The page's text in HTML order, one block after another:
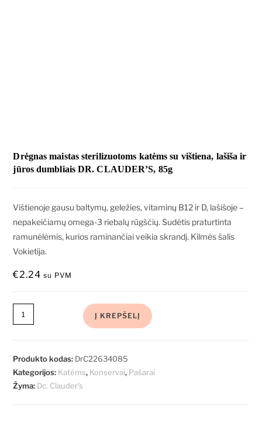
Drėgnas maistas sterilizuotoms katėms su vištiena, lašiša ir
jūros dumbliais DR. CLAUDER’S, 85g
Vištienoje gausu baltymų, geležies, vitaminų B12 ir D, lašišoje –
nepakeičiamų omega-3 riebalų rūgščių. Sudėtis praturtinta
ramunėlėmis, kurios raminančiai veikia skrandį. Kilmės šalis
Vokietija.
€2.24 su PVM
Į KREPŠELĮ
Produkto kodas: DrC22634085
Kategorijos: Katėms, Konservai, Pašarai
Žyma: Dc. Clauder's